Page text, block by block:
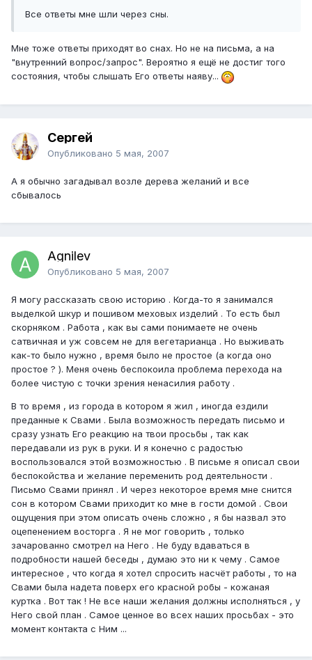
Все ответы мне шли через сны.
Мне тоже ответы приходят во снах. Но не на письма, а на
"внутренний вопрос/запрос". Вероятно я ещё не достиг того
состояния, чтобы слышать Его ответы наяву...
Сергей
Опубликовано 5 мая, 2007
А я обычно загадывал возле дерева желаний и все
сбывалось
Agnilev
Опубликовано 5 мая, 2007
Я могу рассказать свою историю . Когда-то я занимался
выделкой шкур и пошивом меховых изделий . То есть был
скорняком . Работа , как вы сами понимаете не очень
сатвичная и уж совсем не для вегетарианца . Но выживать
как-то было нужно , время было не простое (а когда оно
простое ? ). Меня очень беспокоила проблема перехода на
более чистую с точки зрения ненасилия работу .
В то время , из города в котором я жил , иногда ездили
преданные к Свами . Была возможность передать письмо и
сразу узнать Его реакцию на твои просьбы , так как
передавали из рук в руки. И я конечно с радостью
воспользовался этой возможностью . В письме я описал свои
беспокойства и желание переменить род деятельности .
Письмо Свами принял . И через некоторое время мне снится
сон в котором Свами приходит ко мне в гости домой . Свои
ощущения при этом описать очень сложно , я бы назвал это
оцепенением восторга . Я не мог говорить , только
зачарованно смотрел на Него . Не буду вдаваться в
подробности нашей беседы , думаю это ни к чему . Самое
интересное , что когда я хотел спросить насчёт работы , то на
Свами была надета поверх его красной робы - кожаная
куртка . Вот так ! Не все наши желания должны исполняться , у
Него свой план . Самое ценное во всех наших просьбах - это
момент контакта с Ним ...